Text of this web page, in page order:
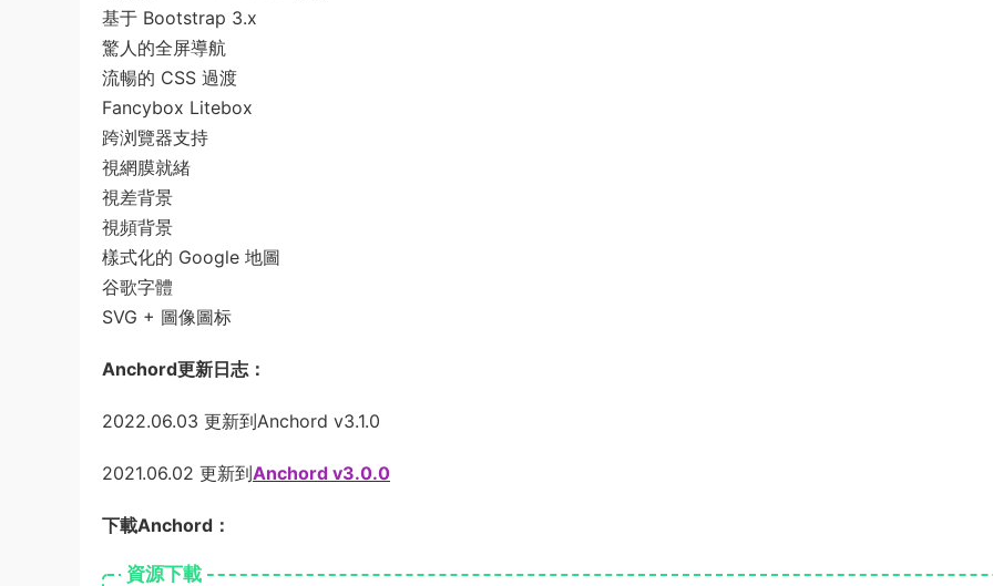
基于 Bootstrap 3.x
驚人的全屏導航
流暢的 CSS 過渡
Fancybox Litebox
跨浏覽器支持
視網膜就緒
視差背景
視頻背景
樣式化的 Google 地圖
谷歌字體
SVG + 圖像圖标
Anchord更新日志：
2022.06.03 更新到Anchord v3.1.0
2021.06.02 更新到Anchord v3.0.0
下載Anchord：
資源下載